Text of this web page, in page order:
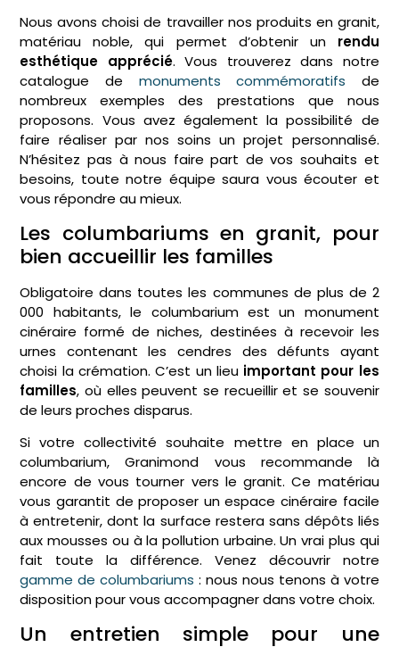
Nous avons choisi de travailler nos produits en granit,
matériau noble, qui permet d’obtenir un rendu
esthétique apprécié. Vous trouverez dans notre
catalogue de monuments commémoratifs de
nombreux exemples des prestations que nous
proposons. Vous avez également la possibilité de
faire réaliser par nos soins un projet personnalisé.
N’hésitez pas à nous faire part de vos souhaits et
besoins, toute notre équipe saura vous écouter et
vous répondre au mieux.
Les columbariums en granit, pour
bien accueillir les familles
Obligatoire dans toutes les communes de plus de 2
000 habitants, le columbarium est un monument
cinéraire formé de niches, destinées à recevoir les
urnes contenant les cendres des défunts ayant
choisi la crémation. C’est un lieuimportant pour les
familles, où elles peuvent se recueillir et se souvenir
de leurs proches disparus.
Si votre collectivité souhaite mettre en place un
columbarium, Granimond vous recommande là
encore de vous tourner vers le granit. Ce matériau
vous garantit de proposer un espace cinéraire facile
à entretenir, dont la surface restera sans dépôts liés
aux mousses ou à la pollution urbaine. Un vrai plus qui
fait toute la différence. Venez découvrir notre
gamme de columbariums : nous nous tenons à votre
disposition pour vous accompagner dans votre choix.
Un entretien simple pour une